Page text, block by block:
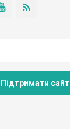
Підтримати сайт